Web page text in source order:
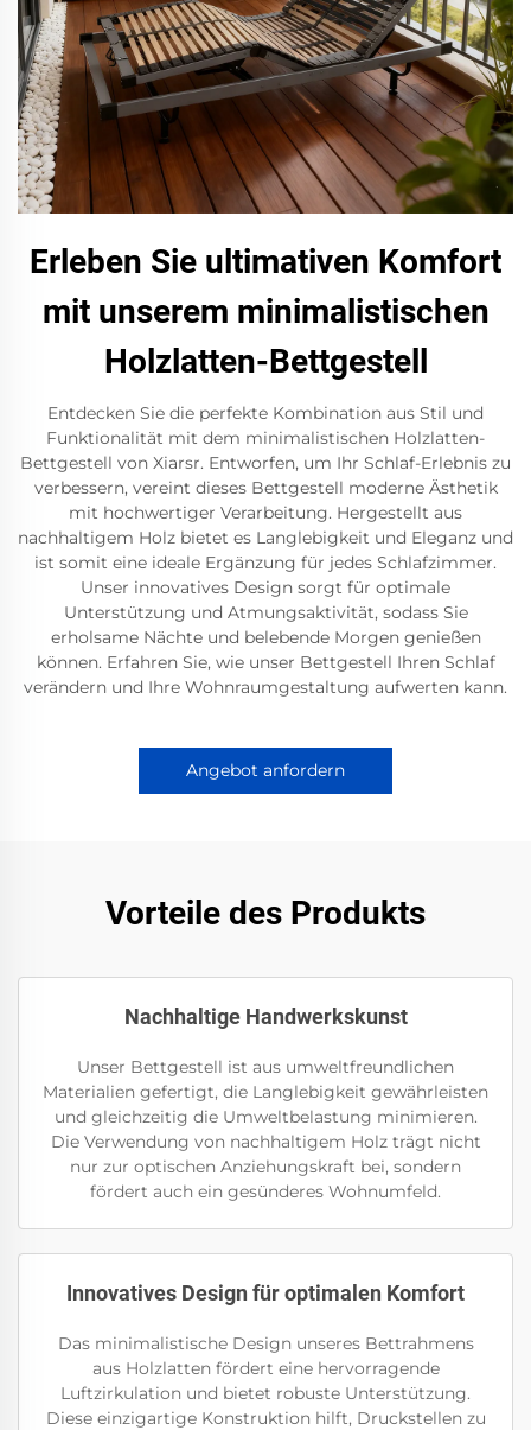
Erleben Sie ultimativen Komfort
mit unserem minimalistischen
Holzlatten-Bettgestell
Entdecken Sie die perfekte Kombination aus Stil und
Funktionalität mit dem minimalistischen Holzlatten-
Bettgestell von Xiarsr. Entworfen, um Ihr Schlaf-Erlebnis zu
verbessern, vereint dieses Bettgestell moderne Ästhetik
mit hochwertiger Verarbeitung. Hergestellt aus
nachhaltigem Holz bietet es Langlebigkeit und Eleganz und
ist somit eine ideale Ergänzung für jedes Schlafzimmer.
Unser innovatives Design sorgt für optimale
Unterstützung und Atmungsaktivität, sodass Sie
erholsame Nächte und belebende Morgen genießen
können. Erfahren Sie, wie unser Bettgestell Ihren Schlaf
verändern und Ihre Wohnraumgestaltung aufwerten kann.
Angebot anfordern
Vorteile des Produkts
Nachhaltige Handwerkskunst
Unser Bettgestell ist aus umweltfreundlichen
Materialien gefertigt, die Langlebigkeit gewährleisten
und gleichzeitig die Umweltbelastung minimieren.
Die Verwendung von nachhaltigem Holz trägt nicht
nur zur optischen Anziehungskraft bei, sondern
fördert auch ein gesünderes Wohnumfeld.
Innovatives Design für optimalen Komfort
Das minimalistische Design unseres Bettrahmens
aus Holzlatten fördert eine hervorragende
Luftzirkulation und bietet robuste Unterstützung.
Diese einzigartige Konstruktion hilft, Druckstellen zu